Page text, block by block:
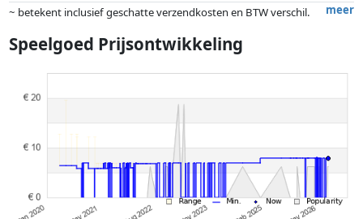
meer
~ betekent inclusief geschatte verzendkosten en BTW verschil.
gewicht.
partners hebben hier geen enkele invoed op. Alleen bij gelijke prijzen
kunnen historische prestaties de volgorde beïnvloeden.
Speelgoed Prijsontwikkeling